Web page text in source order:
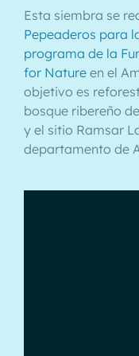
Esta siembra se
Pepeaderos para
programa de la
for Nature en el
objetivo es
bosque ribereño
y el sitio Ramsar
departamento de